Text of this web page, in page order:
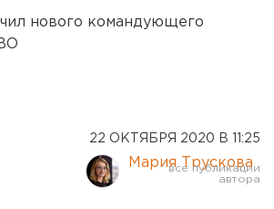
нового командующего
22 ОКТЯБРЯ 2020 В 11:25
Мария Трускова